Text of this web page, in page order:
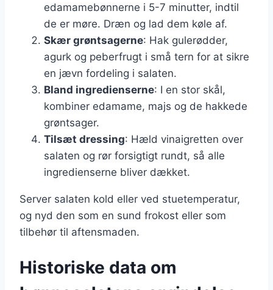
edamamebønnerne i 5-7 minutter, indtil
de er møre. Dræn og lad dem køle af.
Skær grøntsagerne: Hak gulerødder,
agurk og peberfrugt i små tern for at sikre
en jævn fordeling i salaten.
Bland ingredienserne: I en stor skål,
kombiner edamame, majs og de hakkede
grøntsager.
Tilsæt dressing: Hæld vinaigretten over
salaten og rør forsigtigt rundt, så alle
ingredienserne bliver dækket.
Server salaten kold eller ved stuetemperatur,
og nyd den som en sund frokost eller som
tilbehør til aftensmaden.
Historiske data om